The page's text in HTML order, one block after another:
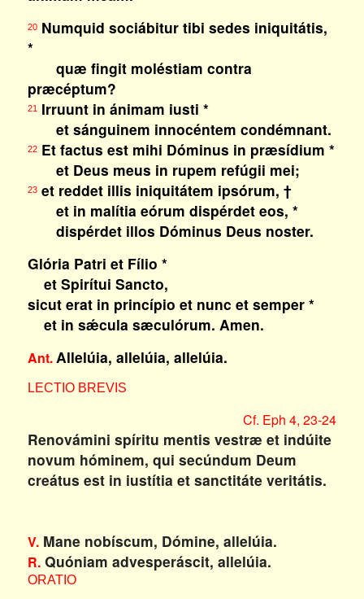
20Numquid sociábitur tibi sedes iniquitátis,
*
quæ fingit moléstiam contra
præcéptum?
21Irruunt in ánimam iusti *
et sánguinem innocéntem condémnant.
22Et factus est mihi Dóminus in præsídium *
et Deus meus in rupem refúgii mei;
23et reddet illis iniquitátem ipsórum, †
et in malítia eórum dispérdet eos, *
dispérdet illos Dóminus Deus noster.
Glória Patri et Fílio *
et Spirítui Sancto,
sicut erat in princípio et nunc et semper *
et in sǽcula sæculórum. Amen.
Ant.Allelúia, allelúia, allelúia.
LECTIO BREVIS
Cf. Eph 4, 23-24
Renovámini spíritu mentis vestræ et indúite
novum hóminem, qui secúndum Deum
creátus est in iustítia et sanctitáte veritátis.
V.Mane nobíscum, Dómine, allelúia.
R.Quóniam advesperáscit, allelúia.
ORATIO